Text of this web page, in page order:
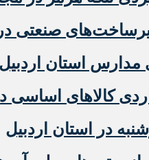
صنعتی در
مدارس استان
در استان اردبیل